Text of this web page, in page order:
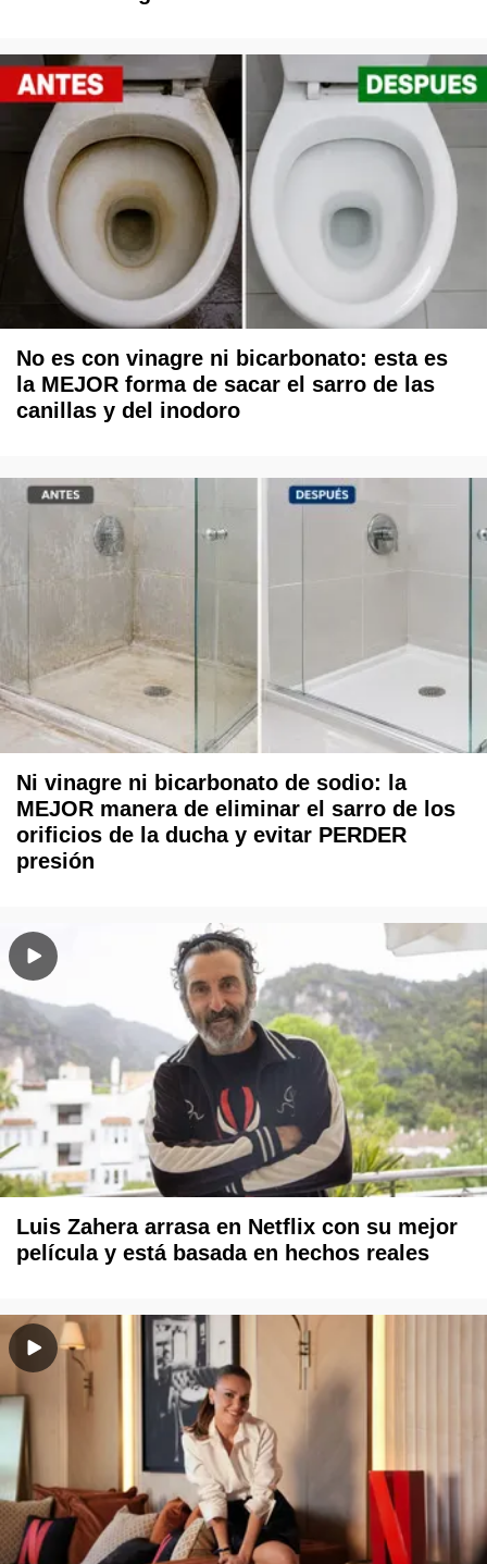
No es con vinagre ni bicarbonato: esta es
la MEJOR forma de sacar el sarro de las
canillas y del inodoro
Ni vinagre ni bicarbonato de sodio: la
MEJOR manera de eliminar el sarro de los
orificios de la ducha y evitar PERDER
presión
Luis Zahera arrasa en Netflix con su mejor
película y está basada en hechos reales